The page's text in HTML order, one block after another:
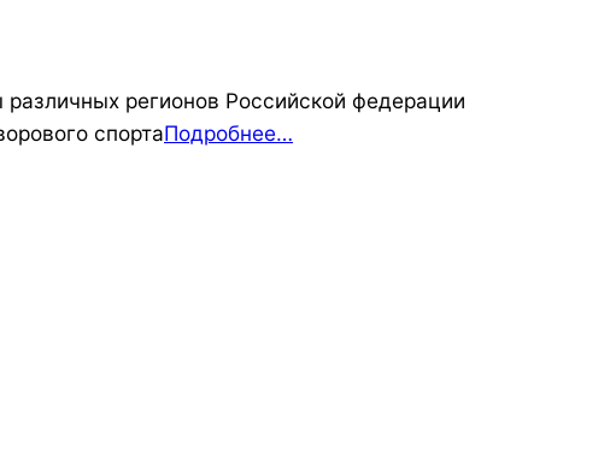
регионов Российской федерации
спортаПодробнее…